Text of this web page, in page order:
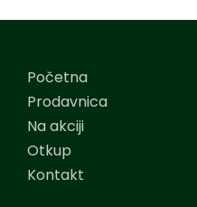
Početna
Prodavnica
Na akciji
Otkup
Kontakt